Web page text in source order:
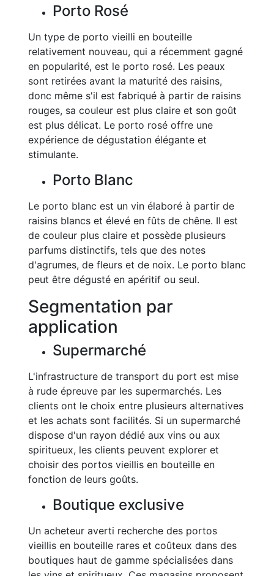
Porto Rosé
Un type de porto vieilli en bouteille
relativement nouveau, qui a récemment gagné
en popularité, est le porto rosé. Les peaux
sont retirées avant la maturité des raisins,
donc même s'il est fabriqué à partir de raisins
rouges, sa couleur est plus claire et son goût
est plus délicat. Le porto rosé offre une
expérience de dégustation élégante et
stimulante.
Porto Blanc
Le porto blanc est un vin élaboré à partir de
raisins blancs et élevé en fûts de chêne. Il est
de couleur plus claire et possède plusieurs
parfums distinctifs, tels que des notes
d'agrumes, de fleurs et de noix. Le porto blanc
peut être dégusté en apéritif ou seul.
Segmentation par
application
Supermarché
L'infrastructure de transport du port est mise
à rude épreuve par les supermarchés. Les
clients ont le choix entre plusieurs alternatives
et les achats sont facilités. Si un supermarché
dispose d'un rayon dédié aux vins ou aux
spiritueux, les clients peuvent explorer et
choisir des portos vieillis en bouteille en
fonction de leurs goûts.
Boutique exclusive
Un acheteur averti recherche des portos
vieillis en bouteille rares et coûteux dans des
boutiques haut de gamme spécialisées dans